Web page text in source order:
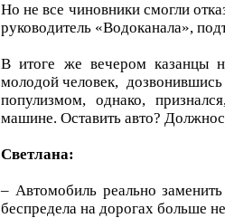
Но не все чиновники смогли
руководитель «Водоканала»,
В итоге же вечером казанцы
молодой человек,
популизмом, однако,
машине. Оставить авто?
Светлана:
– Автомобиль реально
беспредела на дорогах больше